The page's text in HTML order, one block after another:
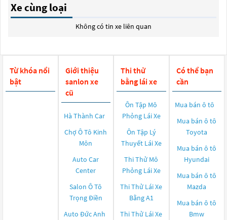
Xe cùng loại
Không có tin xe liên quan
Từ khóa nổi
bật
Giới thiệu
sanlon xe
cũ
Hà Thành Car
Chợ Ô Tô Kinh
Môn
Auto Car
Center
Salon Ô Tô
Trọng Điền
Auto Đức Anh
Thi thử
bằng lái xe
Ôn Tập Mô
Phỏng Lái Xe
Ôn Tập Lý
Thuyết Lái Xe
Thi Thử Mô
Phỏng Lái Xe
Thi Thử Lái Xe
Bằng A1
Thi Thử Lái Xe
Có thể bạn
cần
Mua bán ô tô
Mua bán ô tô
Toyota
Mua bán ô tô
Hyundai
Mua bán ô tô
Mazda
Mua bán ô tô
Bmw